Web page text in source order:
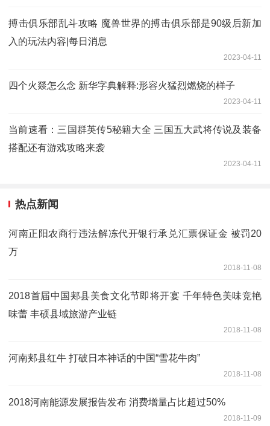
搏击俱乐部乱斗攻略 魔兽世界的搏击俱乐部是90级后新加
入的玩法内容|每日消息
2023-04-11
四个火燚怎么念 新华字典解释:形容火猛烈燃烧的样子
2023-04-11
当前速看：三国群英传5秘籍大全 三国五大武将传说及装备
搭配还有游戏攻略来袭
2023-04-11
热点新闻
河南正阳农商行违法解冻代开银行承兑汇票保证金 被罚20
万
2018-11-08
2018首届中国郏县美食文化节即将开宴 千年特色美味竞艳
味蕾 丰硕县域旅游产业链
2018-11-08
河南郏县红牛 打破日本神话的中国“雪花牛肉”
2018-11-08
2018河南能源发展报告发布 消费增量占比超过50%
2018-11-09